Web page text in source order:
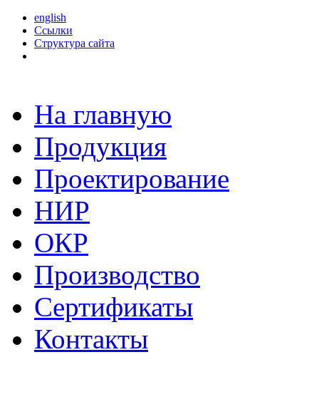
english
Ссылки
Структура сайта
На главную
Продукция
Проектирование
НИР
ОКР
Производство
Сертификаты
Контакты